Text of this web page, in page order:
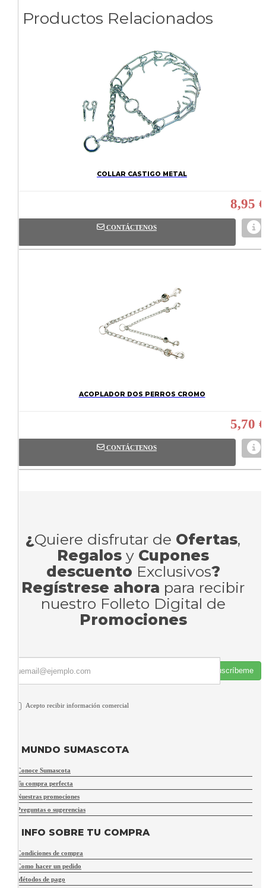
Productos Relacionados
COLLAR CASTIGO METAL
8,95 €
CONTÁCTENOS
ACOPLADOR DOS PERROS CROMO
5,70 €
CONTÁCTENOS
¿Quiere disfrutar de Ofertas,
Regalos y Cupones
descuento Exclusivos?
Regístrese ahora para recibir
nuestro Folleto Digital de
Promociones
Suscríbeme
Acepto recibir información comercial
MUNDO SUMASCOTA
Conoce Sumascota
Tu compra perfecta
Nuestras promociones
Preguntas o sugerencias
INFO SOBRE TU COMPRA
Condiciones de compra
Como hacer un pedido
Métodos de pago